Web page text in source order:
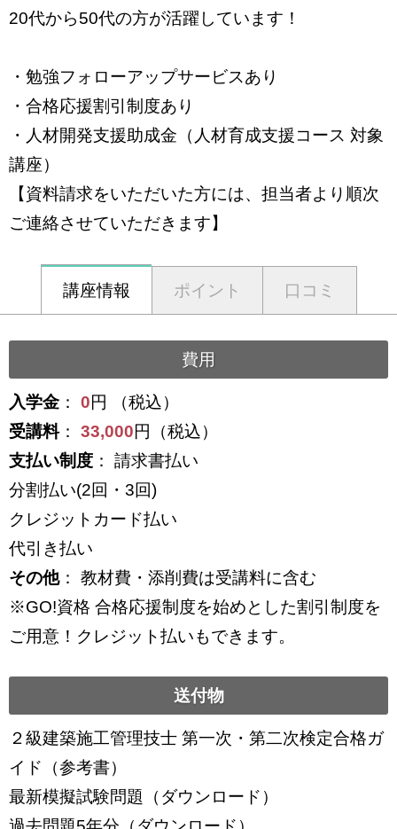
20代から50代の方が活躍しています！
・勉強フォローアップサービスあり
・合格応援割引制度あり
・人材開発支援助成金（人材育成支援コース 対象
講座）
【資料請求をいただいた方には、担当者より順次
ご連絡させていただきます】
講座情報 ポイント 口コミ
費用
入学金 ： 0円 （税込）
受講料： 33,000円（税込）
支払い制度 ： 請求書払い
分割払い(2回・3回)
クレジットカード払い
代引き払い
その他： 教材費・添削費は受講料に含む
※GO!資格 合格応援制度を始めとした割引制度を
ご用意！クレジット払いもできます。
送付物
２級建築施工管理技士 第一次・第二次検定合格ガ
イド（参考書）
最新模擬試験問題（ダウンロード）